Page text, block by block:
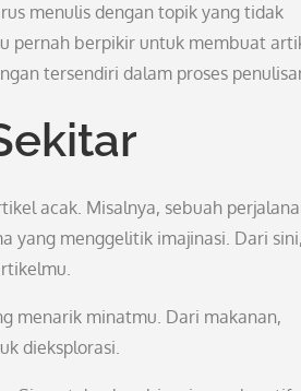
menulis dengan topik yang tidak
pernah berpikir untuk membuat
tersendiri dalam proses
acak. Misalnya, sebuah
yang menggelitik imajinasi. Dari sini,
menarik minatmu. Dari makanan,
dieksplorasi.